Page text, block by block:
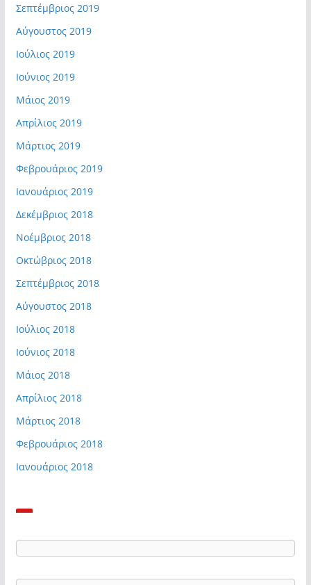
Σεπτέμβριος 2019
Αύγουστος 2019
Ιούλιος 2019
Ιούνιος 2019
Μάιος 2019
Απρίλιος 2019
Μάρτιος 2019
Φεβρουάριος 2019
Ιανουάριος 2019
Δεκέμβριος 2018
Νοέμβριος 2018
Οκτώβριος 2018
Σεπτέμβριος 2018
Αύγουστος 2018
Ιούλιος 2018
Ιούνιος 2018
Μάιος 2018
Απρίλιος 2018
Μάρτιος 2018
Φεβρουάριος 2018
Ιανουάριος 2018